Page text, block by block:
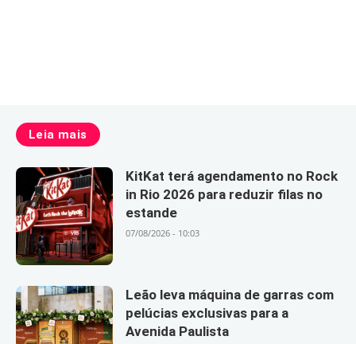
Leia mais
KitKat terá agendamento no Rock
in Rio 2026 para reduzir filas no
estande
07/08/2026 - 10:03
Leão leva máquina de garras com
pelúcias exclusivas para a
Avenida Paulista